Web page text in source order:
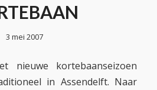
3 mei 2007
nieuwe kortebaanseizoen
in Assendelft. Naar